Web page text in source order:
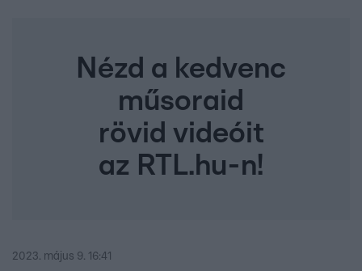
Nézd a kedvenc
műsoraid
rövid videóit
az RTL.hu-n!
2023. május 9. 16:41